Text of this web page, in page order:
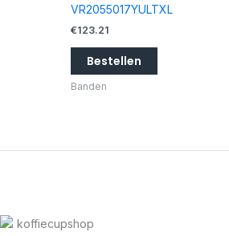
VR2055017YULTXL
€123.21
Bestellen
Banden